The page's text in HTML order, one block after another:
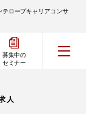
ロープキャリアコンサ
募集中の
セミナー
人